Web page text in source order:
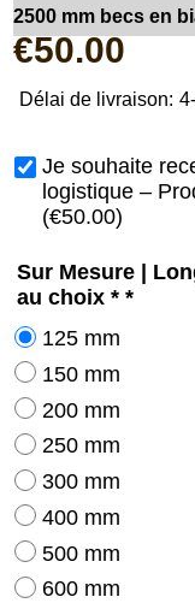
2500 mm becs en
€50.00
Délai de livraison:
Je souhaite
logistique –
(€50.00)
Sur Mesure |
au choix * *
125 mm
150 mm
200 mm
250 mm
300 mm
400 mm
500 mm
600 mm